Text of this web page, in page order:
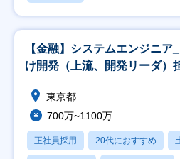
【金融】システムエンジニア
け開発（上流、開発リーダ）
東京都
700万~1100万
正社員採用 20代におすすめ